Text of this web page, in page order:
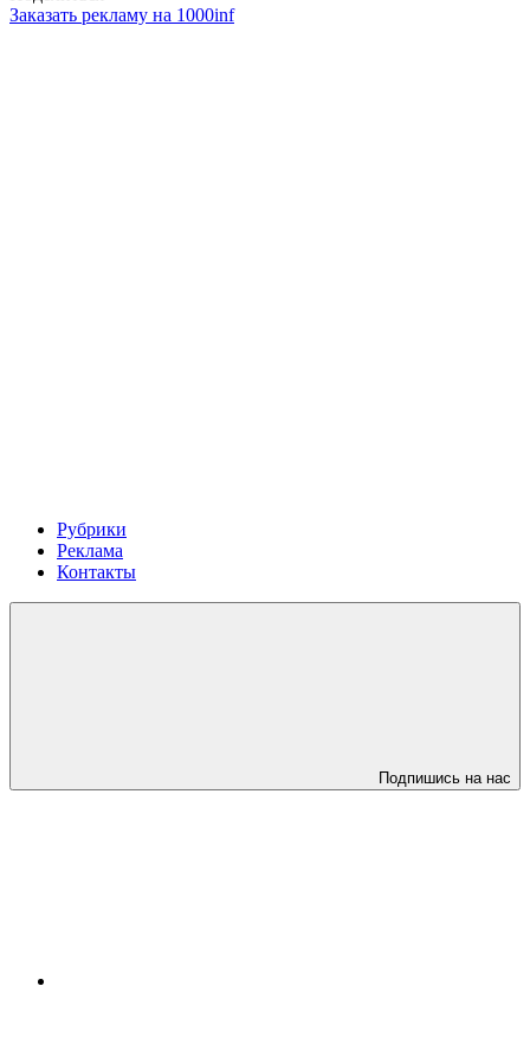
Заказать рекламу на 1000inf
Рубрики
Реклама
Контакты
Подпишись на нас